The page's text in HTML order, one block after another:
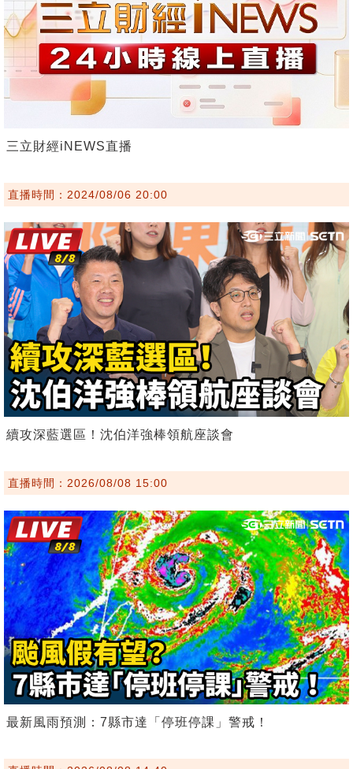
三立財經iNEWS直播
直播時間：2024/08/06 20:00
續攻深藍選區！沈伯洋強棒領航座談會
直播時間：2026/08/08 15:00
最新風雨預測：7縣市達「停班停課」警戒！